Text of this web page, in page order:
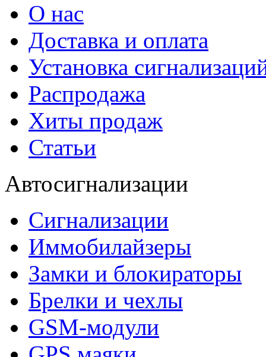
О нас
Доставка и оплата
Установка
Распродажа
Хиты продаж
Статьи
Автосигнализации
Сигнализации
Иммобилайзеры
Замки и блокираторы
Брелки и чехлы
GSM-модули